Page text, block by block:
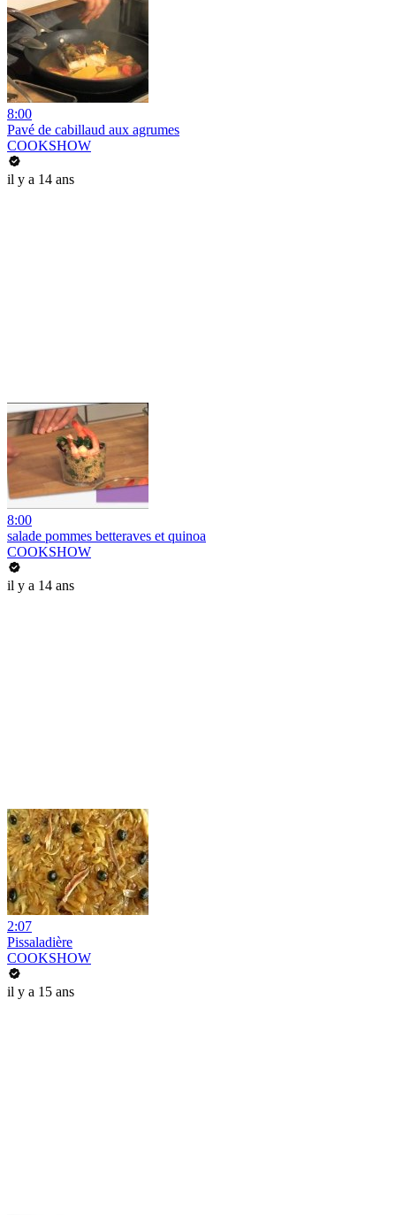
8:00
Pavé de cabillaud aux agrumes
COOKSHOW
il y a 14 ans
8:00
salade pommes betteraves et quinoa
COOKSHOW
il y a 14 ans
2:07
Pissaladière
COOKSHOW
il y a 15 ans